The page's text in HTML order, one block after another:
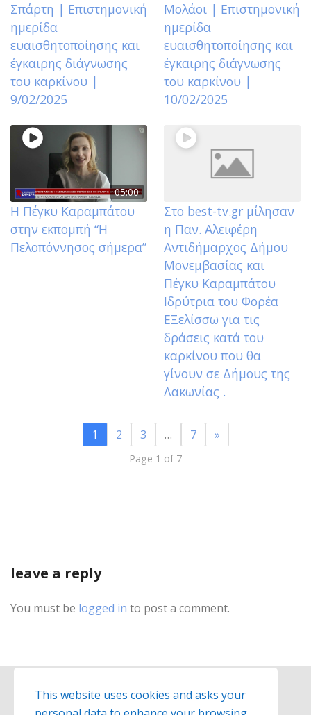
Σπάρτη | Επιστημονική
ημερίδα
ευαισθητοποίησης και
έγκαιρης διάγνωσης
του καρκίνου |
9/02/2025
Μολάοι | Επιστημονική
ημερίδα
ευαισθητοποίησης και
έγκαιρης διάγνωσης
του καρκίνου |
10/02/2025
05:00
Η Πέγκυ Καραμπάτου
στην εκπομπή “Η
Πελοπόννησος σήμερα”
Στο best-tv.gr μίλησαν
η Παν. Αλειφέρη
Αντιδήμαρχος Δήμου
Μονεμβασίας και
Πέγκυ Καραμπάτου
Ιδρύτρια του Φορέα
ΕΞελίσσω για τις
δράσεις κατά του
καρκίνου που θα
γίνουν σε Δήμους της
Λακωνίας .
1 2 3 … 7 »
Page 1 of 7
leave a reply
You must be logged in to post a comment.
This website uses cookies and asks your